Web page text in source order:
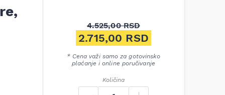
4.525,00RSD
Originalna cena je bila:
2.715,00 RSD
* Cena važi samo za gotovinsko
plaćanje i online poručivanje
Količina